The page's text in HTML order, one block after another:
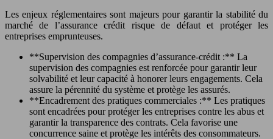
Les enjeux réglementaires sont majeurs pour garantir la stabilité du
marché de l’assurance crédit risque de défaut et protéger les
entreprises emprunteuses.
**Supervision des compagnies d’assurance-crédit :** La
supervision des compagnies est renforcée pour garantir leur
solvabilité et leur capacité à honorer leurs engagements. Cela
assure la pérennité du système et protège les assurés.
**Encadrement des pratiques commerciales :** Les pratiques
sont encadrées pour protéger les entreprises contre les abus et
garantir la transparence des contrats. Cela favorise une
concurrence saine et protège les intérêts des consommateurs.